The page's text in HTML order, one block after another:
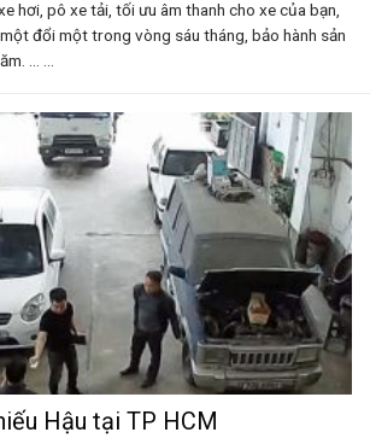
hơi, pô xe tải, tối ưu âm thanh cho xe của bạn,
đổi một trong vòng sáu tháng, bảo hành sản
... ...
Hậu tại TP HCM